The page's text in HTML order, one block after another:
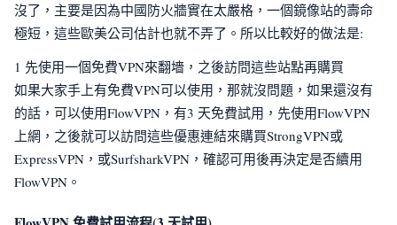
沒了，主要是因為中國防火牆實在太嚴格，一個鏡像站的壽命
極短，這些歐美公司估計也就不弄了。所以比較好的做法是:
1 先使用一個免費VPN來翻墻，之後訪問這些站點再購買
如果大家手上有免費VPN可以使用，那就沒問題，如果還沒有
的話，可以使用FlowVPN，有3 天免費試用，先使用FlowVPN
上網，之後就可以訪問這些優惠連結來購買StrongVPN或
ExpressVPN，或SurfsharkVPN，確認可用後再決定是否續用
FlowVPN。